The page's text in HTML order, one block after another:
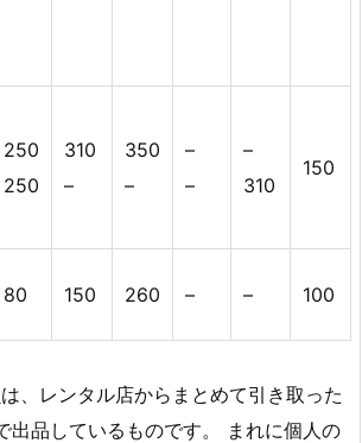
250
250
310
–
350
–
–
–
–
310
150
80 150 260 – – 100
は、レンタル店からまとめて引き取った
出品しているものです。 まれに個人の